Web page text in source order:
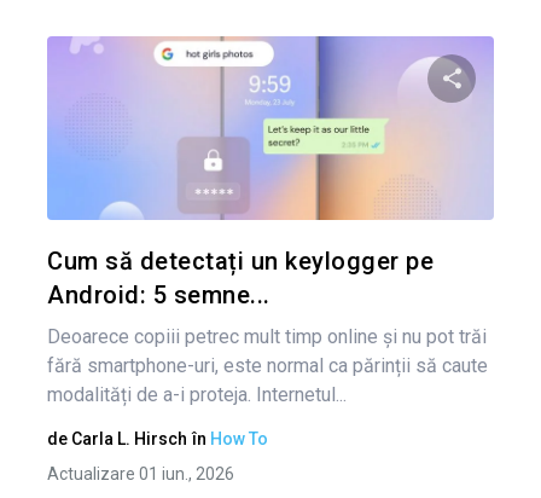
Cum să detectați un keylogger pe
Android: 5 semne...
Deoarece copiii petrec mult timp online și nu pot trăi
fără smartphone-uri, este normal ca părinții să caute
modalități de a-i proteja. Internetul...
de Carla L. Hirsch în How To
Actualizare 01 iun., 2026